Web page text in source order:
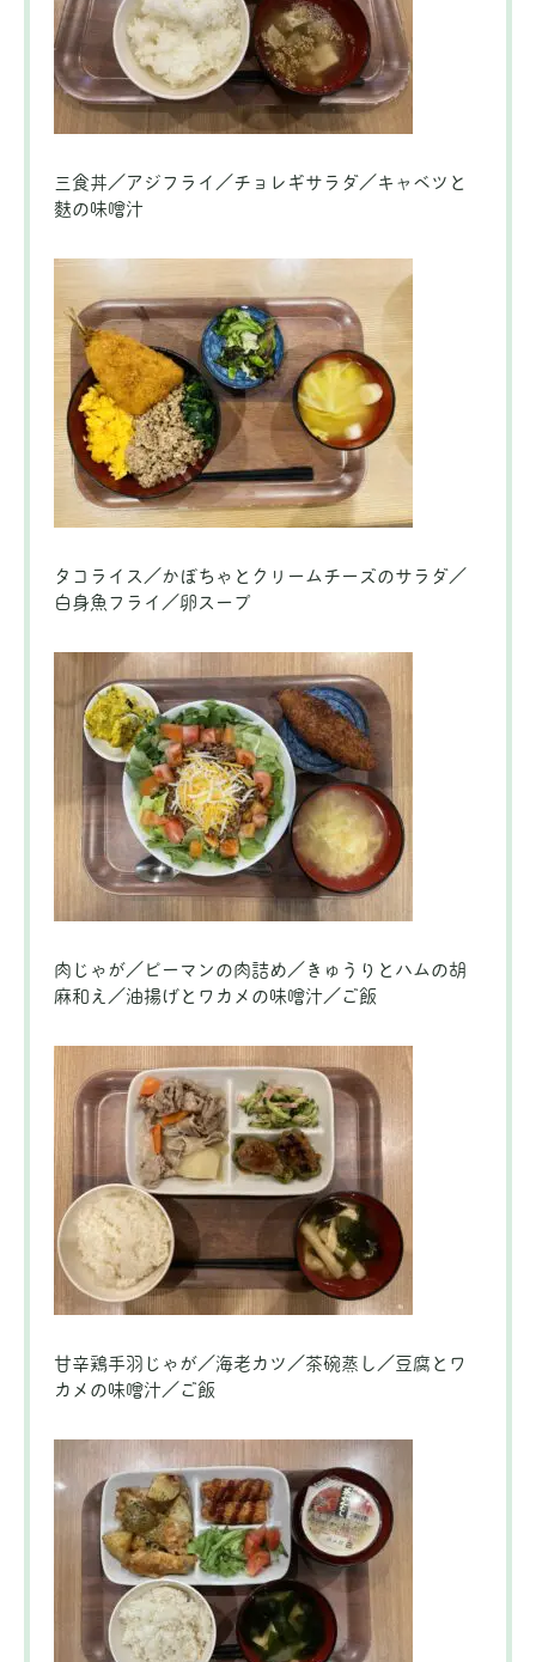
三食丼／アジフライ／チョレギサラダ／キャベツと
麩の味噌汁
タコライス／かぼちゃとクリームチーズのサラダ／
白身魚フライ／卵スープ
肉じゃが／ピーマンの肉詰め／きゅうりとハムの胡
麻和え／油揚げとワカメの味噌汁／ご飯
甘辛鶏手羽じゃが／海老カツ／茶碗蒸し／豆腐とワ
カメの味噌汁／ご飯